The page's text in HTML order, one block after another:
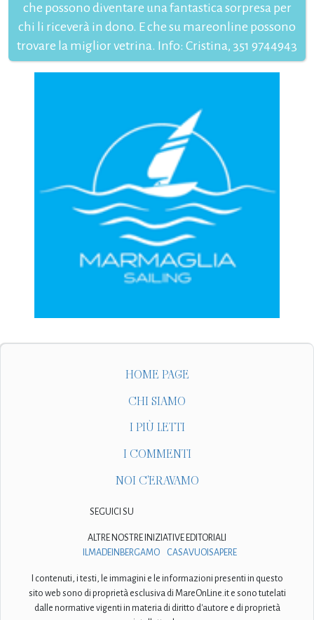
che possono diventare una fantastica sorpresa per
chi li riceverà in dono. E che su mareonline possono
trovare la miglior vetrina. Info: Cristina, 351 9744943
HOME PAGE
CHI SIAMO
I PIÙ LETTI
I COMMENTI
NOI C'ERAVAMO
SEGUICI SU
ALTRE NOSTRE INIZIATIVE EDITORIALI
ILMADEINBERGAMO
CASAVUOISAPERE
I contenuti, i testi, le immagini e le informazioni presenti in questo
sito web sono di proprietà esclusiva di MareOnLine.it e sono tutelati
dalle normative vigenti in materia di diritto d'autore e di proprietà